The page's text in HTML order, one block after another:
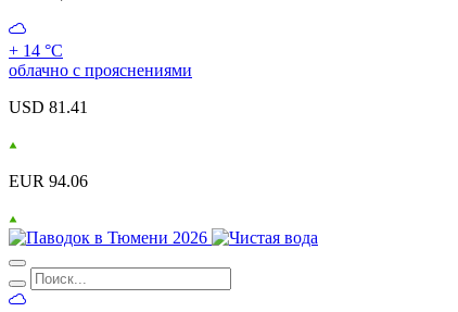
+ 14 °С
облачно с прояснениями
USD 81.41
EUR 94.06